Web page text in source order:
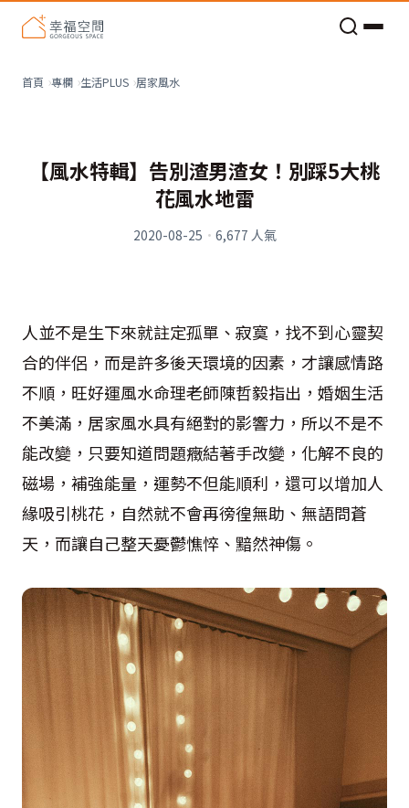
首頁 專欄 生活PLUS 居家風水
【風水特輯】告別渣男渣女！別踩5大桃
花風水地雷
2020-08-25 · 6,677 人氣
人並不是生下來就註定孤單、寂寞，找不到心靈契
合的伴侶，而是許多後天環境的因素，才讓感情路
不順，旺好運風水命理老師陳哲毅指出，婚姻生活
不美滿，居家風水具有絕對的影響力，所以不是不
能改變，只要知道問題癥結著手改變，化解不良的
磁場，補強能量，運勢不但能順利，還可以增加人
緣吸引桃花，自然就不會再徬徨無助、無語問蒼
天，而讓自己整天憂鬱憔悴、黯然神傷。